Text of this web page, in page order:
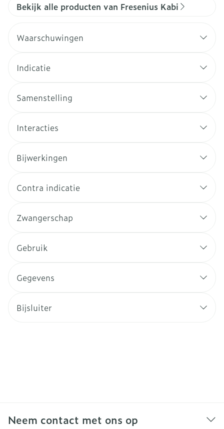
Bekijk alle producten van Fresenius Kabi
Waarschuwingen
Indicatie
Samenstelling
Interacties
Bijwerkingen
Contra indicatie
Zwangerschap
Gebruik
Gegevens
Bijsluiter
Neem contact met ons op